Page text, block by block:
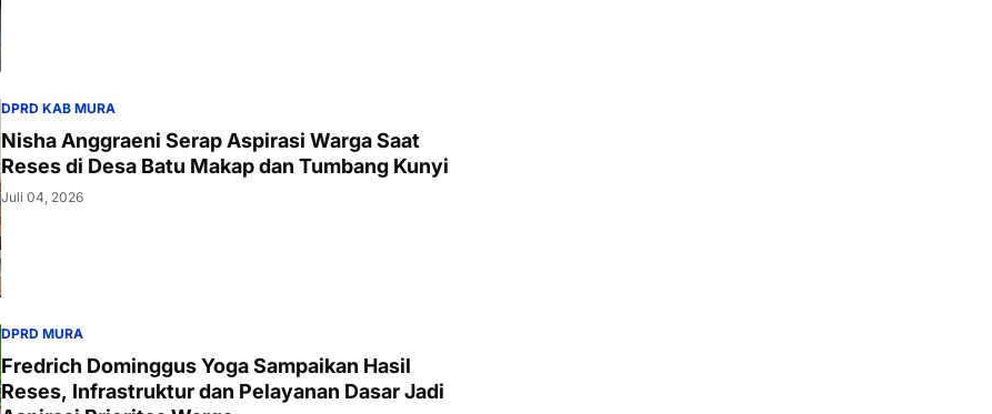
DPRD KAB MURA
Nisha Anggraeni Serap Aspirasi Warga Saat
Reses di Desa Batu Makap dan Tumbang Kunyi
Juli 04, 2026
DPRD MURA
Fredrich Dominggus Yoga Sampaikan Hasil
Reses, Infrastruktur dan Pelayanan Dasar Jadi